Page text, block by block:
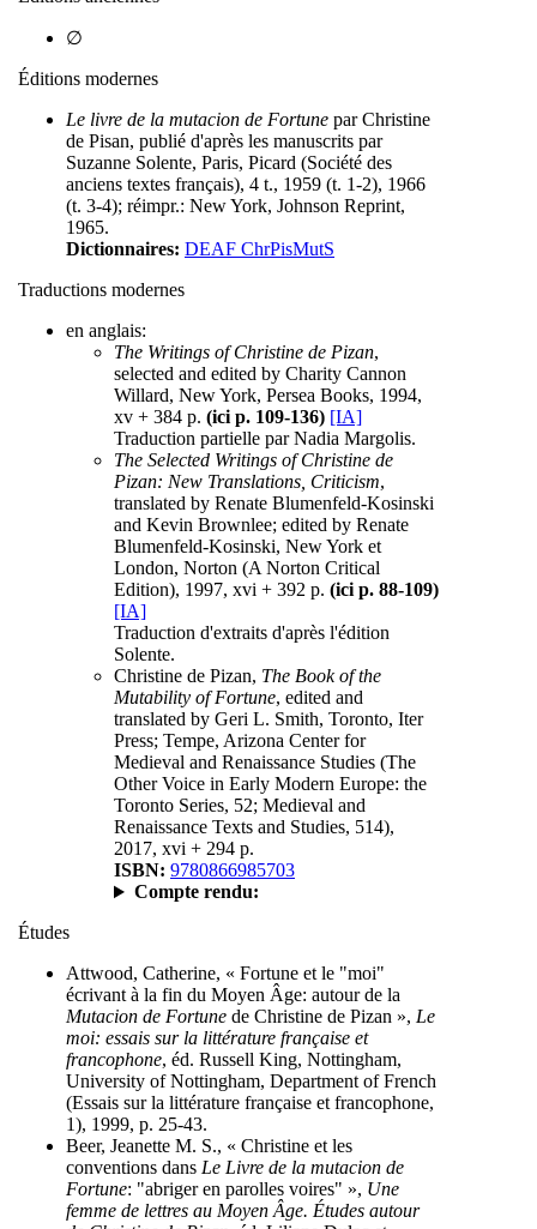
∅
Éditions modernes
Le livre de la mutacion de Fortune par Christine
de Pisan, publié d'après les manuscrits par
Suzanne Solente, Paris, Picard (Société des
anciens textes français), 4 t., 1959 (t. 1-2), 1966
(t. 3-4); réimpr.: New York, Johnson Reprint,
1965.
Dictionnaires: DEAF ChrPisMutS
Traductions modernes
en anglais:
The Writings of Christine de Pizan,
selected and edited by Charity Cannon
Willard, New York, Persea Books, 1994,
xv + 384 p. (ici p. 109-136) [IA]
Traduction partielle par Nadia Margolis.
The Selected Writings of Christine de
Pizan: New Translations, Criticism,
translated by Renate Blumenfeld-Kosinski
and Kevin Brownlee; edited by Renate
Blumenfeld-Kosinski, New York et
London, Norton (A Norton Critical
Edition), 1997, xvi + 392 p. (ici p. 88-109)
[IA]
Traduction d'extraits d'après l'édition
Solente.
Christine de Pizan, The Book of the
Mutability of Fortune, edited and
translated by Geri L. Smith, Toronto, Iter
Press; Tempe, Arizona Center for
Medieval and Renaissance Studies (The
Other Voice in Early Modern Europe: the
Toronto Series, 52; Medieval and
Renaissance Texts and Studies, 514),
2017, xvi + 294 p.
ISBN: 9780866985703
Compte rendu:
Études
Attwood, Catherine, « Fortune et le "moi"
écrivant à la fin du Moyen Âge: autour de la
Mutacion de Fortune de Christine de Pizan », Le
moi: essais sur la littérature française et
francophone, éd. Russell King, Nottingham,
University of Nottingham, Department of French
(Essais sur la littérature française et francophone,
1), 1999, p. 25-43.
Beer, Jeanette M. S., « Christine et les
conventions dans Le Livre de la mutacion de
Fortune: "abriger en parolles voires" », Une
femme de lettres au Moyen Âge. Études autour